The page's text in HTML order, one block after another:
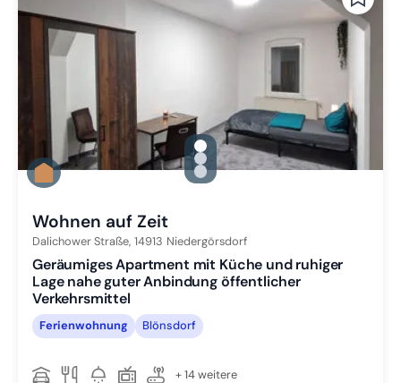
gallery.slide_selector
Zu Slide 1 wechseln
Zu Slide 2 wechseln
Zu Slide 3 wechseln
Wohnen auf Zeit
Dalichower Straße, 14913 Niedergörsdorf
Geräumiges Apartment mit Küche und ruhiger
Lage nahe guter Anbindung öffentlicher
Verkehrsmittel
Ferienwohnung Blönsdorf
+ 14 weitere